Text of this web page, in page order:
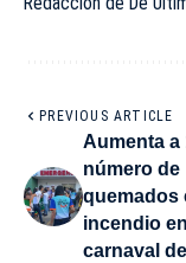
PREVIOUS ARTICLE
Aumenta a
número de
quemados
incendio
carnaval